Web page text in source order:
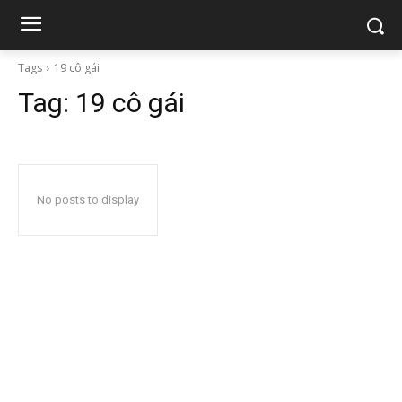
Tags 19 cô gái
Tag: 19 cô gái
No posts to display